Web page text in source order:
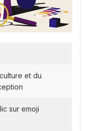
et du
sur emoji